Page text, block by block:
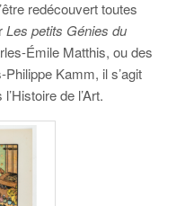
redécouvert toutes
Les petits Génies du
Émile Matthis, ou des
Kamm, il s’agit
de l’Art.